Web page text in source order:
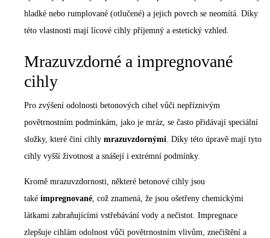
hladké nebo rumplované (otlučené) a jejich povrch se neomítá. Díky
této vlastnosti mají lícové cihly příjemný a estetický vzhled.
Mrazuvzdorné a impregnované
cihly
Pro zvýšení odolnosti betonových cihel vůči nepříznivým
povětrnostním podmínkám, jako je mráz, se často přidávají speciální
složky, které činí cihly mrazuvzdornými . Díky této úpravě mají tyto
cihly vyšší životnost a snášejí i extrémní podmínky.
Kromě mrazuvzdornosti, některé betonové cihly jsou
také impregnované, což znamená, že jsou ošetřeny chemickými
látkami zabraňujícími vstřebávání vody a nečistot. Impregnace
zlepšuje cihlám odolnost vůči povětrnostním vlivům, znečištění a